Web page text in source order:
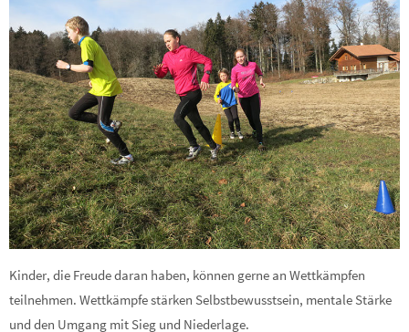
Kinder, die Freude daran haben, können gerne an Wettkämpfen
teilnehmen. Wettkämpfe stärken Selbstbewusstsein, mentale Stärke
und den Umgang mit Sieg und Niederlage.